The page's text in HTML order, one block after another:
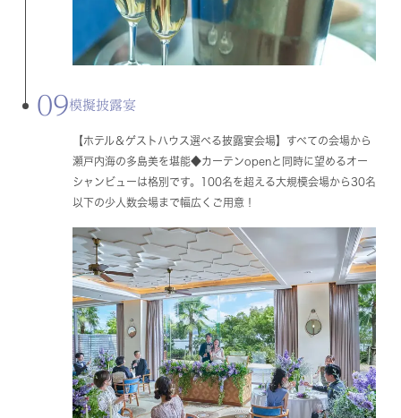
09模擬披露宴
【ホテル＆ゲストハウス選べる披露宴会場】すべての会場から
瀬戸内海の多島美を堪能◆カーテンopenと同時に望めるオー
シャンビューは格別です。100名を超える大規模会場から30名
以下の少人数会場まで幅広くご用意！